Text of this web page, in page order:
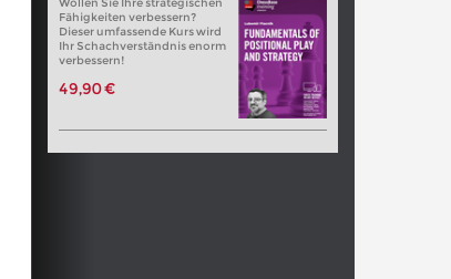
Fähigkeiten verbessern?
Dieser umfassende Kurs wird
Ihr Schachverständnis enorm
verbessern!
49,90 €